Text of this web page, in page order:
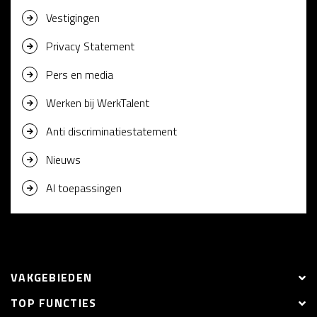
Vestigingen
Privacy Statement
Pers en media
Werken bij WerkTalent
Anti discriminatiestatement
Nieuws
AI toepassingen
VAKGEBIEDEN
TOP FUNCTIES